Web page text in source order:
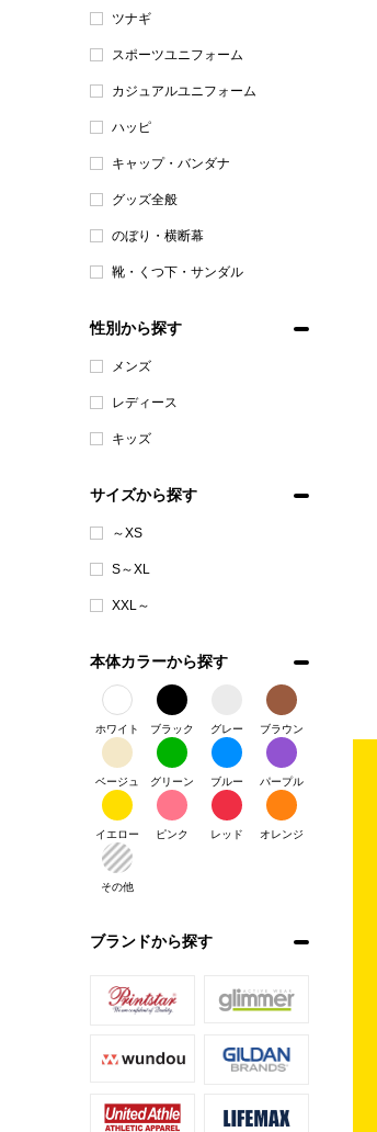
ツナギ
スポーツユニフォーム
カジュアルユニフォーム
ハッピ
キャップ・バンダナ
グッズ全般
のぼり・横断幕
靴・くつ下・サンダル
性別から探す
メンズ
レディース
キッズ
サイズから探す
～XS
S～XL
XXL～
本体カラーから探す
ホワイト ブラック グレー ブラウン
ベージュ グリーン ブルー パープル
イエロー ピンク レッド オレンジ
その他
ブランドから探す